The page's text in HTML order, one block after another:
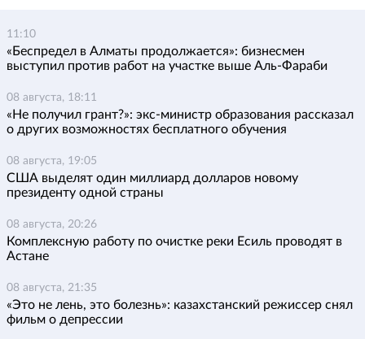
11:10
«Беспредел в Алматы продолжается»: бизнесмен
выступил против работ на участке выше Аль-Фараби
08 августа, 18:11
«Не получил грант?»: экс-министр образования рассказал
о других возможностях бесплатного обучения
08 августа, 19:05
США выделят один миллиард долларов новому
президенту одной страны
08 августа, 20:26
Комплексную работу по очистке реки Есиль проводят в
Астане
08 августа, 21:35
«Это не лень, это болезнь»: казахстанский режиссер снял
фильм о депрессии